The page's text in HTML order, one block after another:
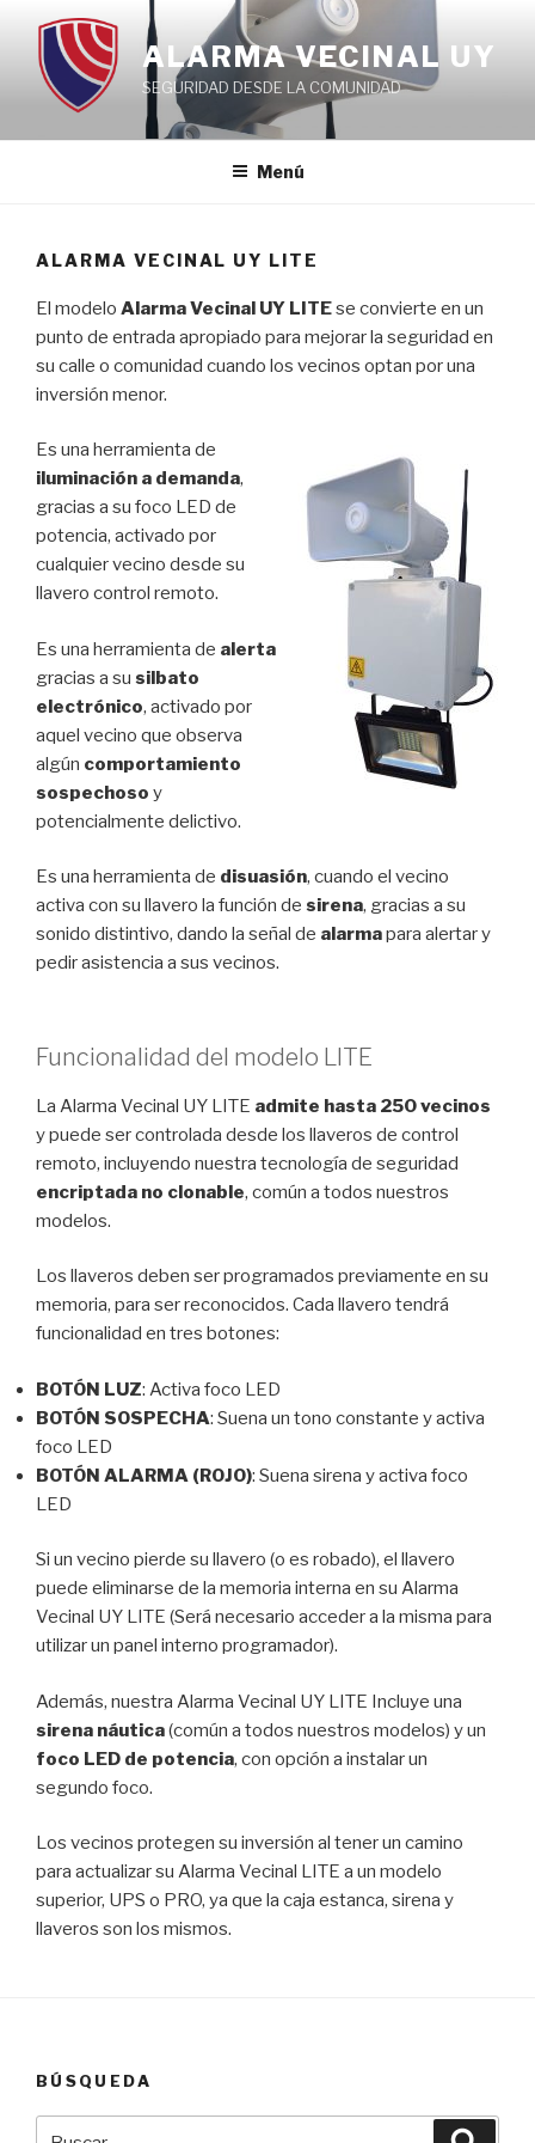
contenido
ALARMA VECINAL UY
SEGURIDAD DESDE LA COMUNIDAD
Menú
ALARMA VECINAL UY LITE
El modelo Alarma Vecinal UY LITEse convierte en un
punto de entrada apropiado para mejorar la seguridad en
su calle o comunidad cuando los vecinos optan por una
inversión menor.
Es una herramienta de
iluminación a demanda,
gracias a su foco LED de
potencia, activado por
cualquier vecino desde su
llavero control remoto.
Es una herramienta de alerta
gracias a su silbato
electrónico, activado por
aquel vecino que observa
algún comportamiento
sospechoso y
potencialmente delictivo.
Es una herramienta de disuasión, cuando el vecino
activa con su llavero la función de sirena, gracias a su
sonido distintivo, dando la señal de alarmapara alertar y
pedir asistencia a sus vecinos.
Funcionalidad del modelo LITE
La Alarma Vecinal UY LITE admite hasta 250 vecinos
y puede ser controlada desde los llaveros de control
remoto, incluyendo nuestra tecnología de seguridad
encriptada no clonable, común a todos nuestros
modelos.
Los llaveros deben ser programados previamente en su
memoria, para ser reconocidos. Cada llavero tendrá
funcionalidad en tres botones:
BOTÓN LUZ: Activa foco LED
BOTÓN SOSPECHA: Suena un tono constante y activa
foco LED
BOTÓN ALARMA (ROJO): Suena sirena y activa foco
LED
Si un vecino pierde su llavero (o es robado), el llavero
puede eliminarse de la memoria interna en su Alarma
Vecinal UY LITE (Será necesario acceder a la misma para
utilizar un panel interno programador).
Además, nuestra Alarma Vecinal UY LITE Incluye una
sirena náutica(común a todos nuestros modelos) y un
foco LED de potencia, con opción a instalar un
segundo foco.
Los vecinos protegen su inversión al tener un camino
para actualizar su Alarma Vecinal LITE a un modelo
superior, UPS o PRO, ya que la caja estanca, sirena y
llaveros son los mismos.
BÚSQUEDA